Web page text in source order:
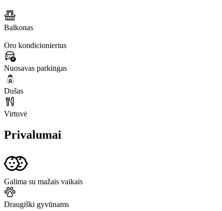
Balkonas
Oro kondicionierius
Nuosavas parkingas
Dušas
Virtuvė
Privalumai
Galima su mažais vaikais
Draugiški gyvūnams